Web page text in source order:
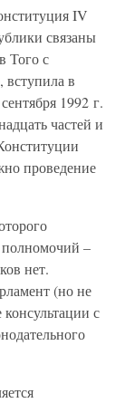
IV
связаны
Того с
вступила в
1992 г.
частей и
проведение
полномочий –
нет.
(но не
с